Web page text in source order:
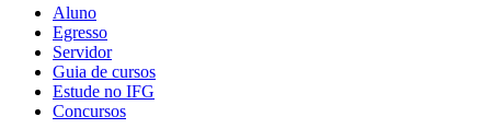
Aluno
Egresso
Servidor
Guia de cursos
Estude no IFG
Concursos